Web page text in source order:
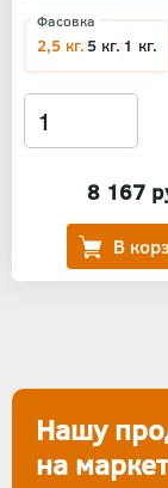
8 167
Фасовка
2,5 кг.5 кг. 1 кг.
Нашу
на